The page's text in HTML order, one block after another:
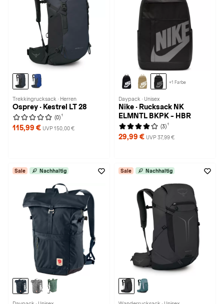
Trekkingrucksack · Herren
Osprey · Kestrel LT 28
(0) 1
115,99 € UVP 150,00 €
+1 Farbe
Daypack · Unisex
Nike · Rucksack NK
ELMNTL BKPK - HBR
(3) 1
29,99 € UVP 37,99 €
Sale Nachhaltig Sale Nachhaltig